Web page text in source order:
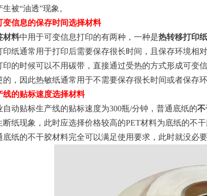
被“油透”现象。
变信息的保存时间选择材料
材料中用于可变信息打印的有两种，一种是热转移打印纸
印纸通常用于打印后需要保存很长时间，且保存环境相
印的时候可以不用碳带，直接通过受热的方式形成可变
，因此热敏纸通常用于不需要保存很长时间或者保存
线的贴标速度选择材料
贴标生产线的贴标速度为300瓶/分钟，普通底纸的不
断纸现象，此时应选择价格较高的PET材料为底纸的不
底纸的不干胶材料完全可以满足使用要求，此时就没必